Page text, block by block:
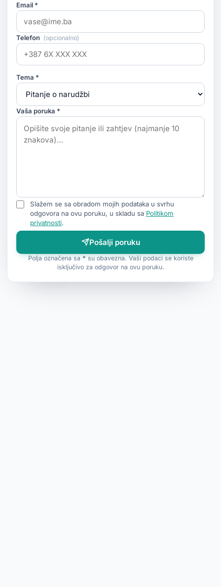
Email *
Telefon (opcionalno)
Tema *
Vaša poruka *
Slažem se sa obradom mojih podataka u svrhu
odgovora na ovu poruku, u skladu sa Politikom
privatnosti.
Pošalji poruku
Polja označena sa*su obavezna. Vaši podaci se koriste
isključivo za odgovor na ovu poruku.